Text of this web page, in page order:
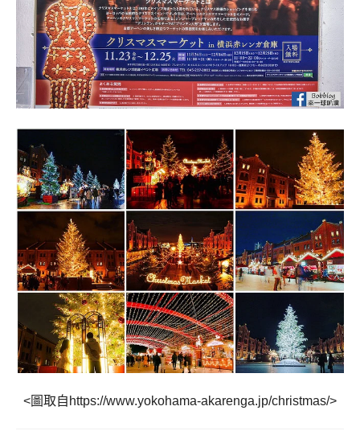
<圖取自https://www.yokohama-akarenga.jp/christmas/>